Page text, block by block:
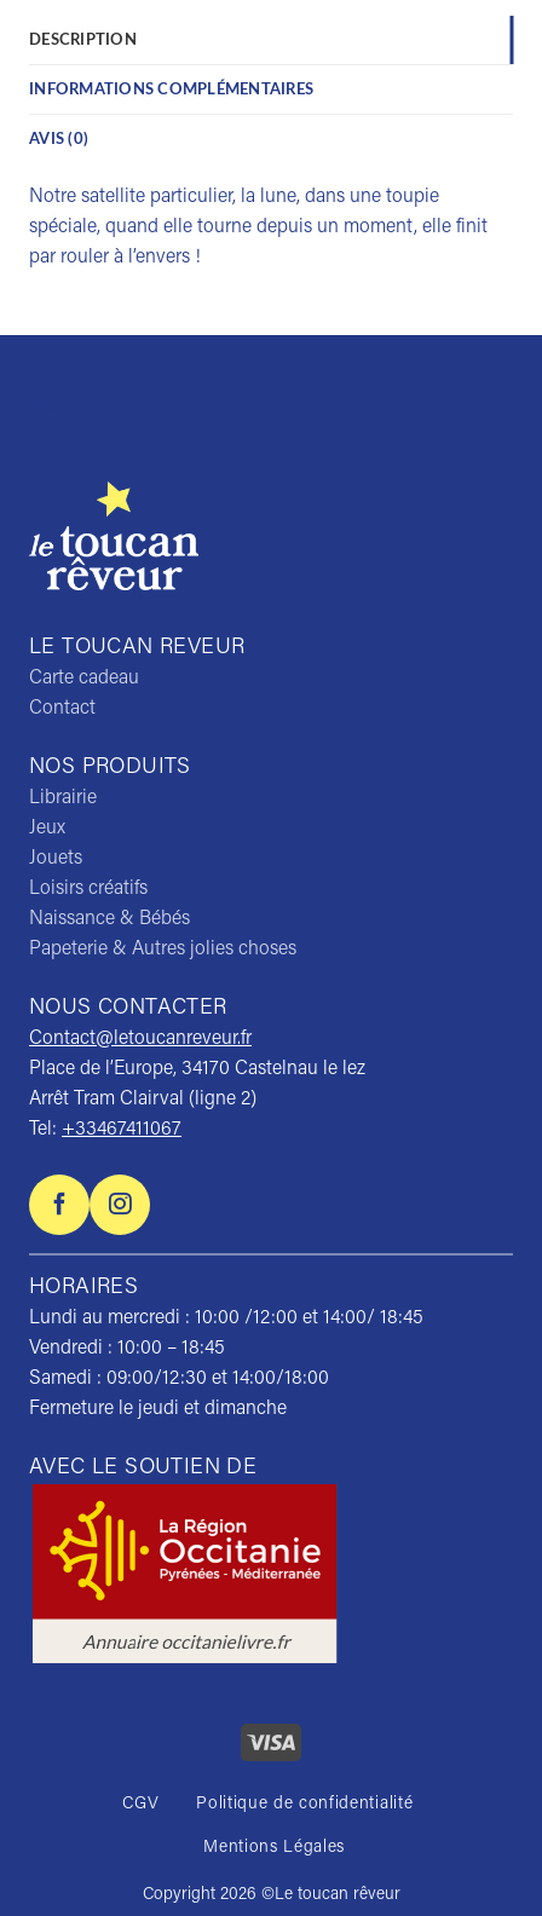
DESCRIPTION
INFORMATIONS COMPLÉMENTAIRES
AVIS (0)
Notre satellite particulier, la lune, dans une toupie
spéciale, quand elle tourne depuis un moment, elle finit
par rouler à l’envers !
NOS PRODUITS
Librairie
Jeux
Jouets
Loisirs créatifs
Naissance & Bébés
Papeterie & Autres jolies choses
NOUS CONTACTER
Contact@letoucanreveur.fr
Place de l’Europe, 34170 Castelnau le lez
Arrêt Tram Clairval (ligne 2)
Tel: +33467411067
HORAIRES
Lundi au mercredi : 10:00 /12:00 et 14:00/ 18:45
Vendredi : 10:00 – 18:45
Samedi : 09:00/12:30 et 14:00/18:00
Fermeture le jeudi et dimanche
LE TOUCAN REVEUR
Carte cadeau
Contact
AVEC LE SOUTIEN DE
CGV Politique de confidentialité
Mentions Légales
Copyright 2026 ©Le toucan rêveur